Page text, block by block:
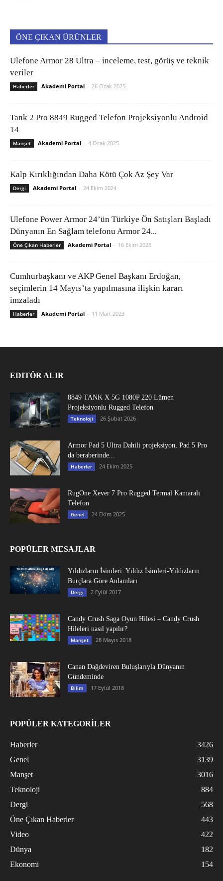
ÖNE ÇIKAN ÜRÜNLER
Ulefone Armor 28 Ultra – inceleme, test, görüş ve teknik
veriler
Haberler Akademi Portal - 26 Ocak 2025
Tank 2 Pro 8849 Rugged Telefon Projeksiyonlu Android
14
Manşet Akademi Portal - 4 Ocak 2025
Kalp Kırıklığından Daha Kötü Çok Az Şey Var
Dergi Akademi Portal - 24 Ekim 2024
Ulefone Power Armor 24’ün Türkiye Ön Satışları Başladı
Dünyanın En Sağlam telefonu Armor 24...
Öne Çıkan Haberler Akademi Portal - 16 Ekim 2023
Cumhurbaşkanı ve AKP Genel Başkanı Erdoğan,
seçimlerin 14 Mayıs’ta yapılmasına ilişkin kararı
imzaladı
Haberler Akademi Portal - 11 Mart 2023
EDITÖR ALIR
8849 TANK X 5G 1080P 220 Lümen
Projeksiyonlu Rugged Telefon
Teknoloji 26 Şubat 2026
Armor Pad 5 Ultra Dahili projeksiyon, Pad 5 Pro
da beraberinde...
Haberler 24 Ekim 2025
RugOne Xever 7 Pro Rugged Termal Kamaralı
Telefon
Genel 24 Ekim 2025
POPÜLER MESAJLAR
Yıldızların İsimleri: Yıldız İsimleri-Yıldızların
Burçlara Göre Anlamları
Dergi 2 Eylül 2017
Candy Crush Saga Oyun Hilesi – Candy Crush
Hileleri nasıl yapılır?
Manşet 28 Mayıs 2018
Canan Dağdeviren Buluşlarıyla Dünyanın
Gündeminde
Bilim 17 Eylül 2018
POPÜLER KATEGORİLER
Haberler
3426
Genel
3139
Manşet
3016
Teknoloji
884
Dergi
568
Öne Çıkan Haberler
443
Video
422
Dünya
182
Ekonomi
154